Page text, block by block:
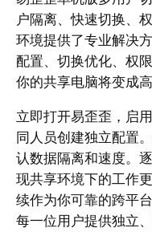
户隔离、快速切换、
环境提供了专业解决
配置、切换优化、权
你的共享电脑将变成
立即打开易歪歪，启
同人员创建独立配置
认数据隔离和速度。
现共享环境下的工作
续作为你可靠的跨平
每一位用户提供独立